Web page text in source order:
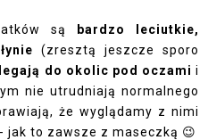
są
bardzo leciutkie,
(zresztą jeszcze sporo
do okolic pod oczami i
nie utrudniają normalnego
że wyglądamy z nimi
to zawsze z maseczką 😉